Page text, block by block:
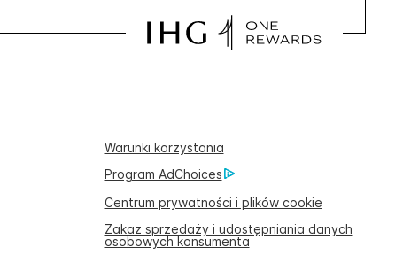
Warunki korzystania
Program AdChoices
Centrum prywatności i plików cookie
Zakaz sprzedaży i udostępniania danych
osobowych konsumenta